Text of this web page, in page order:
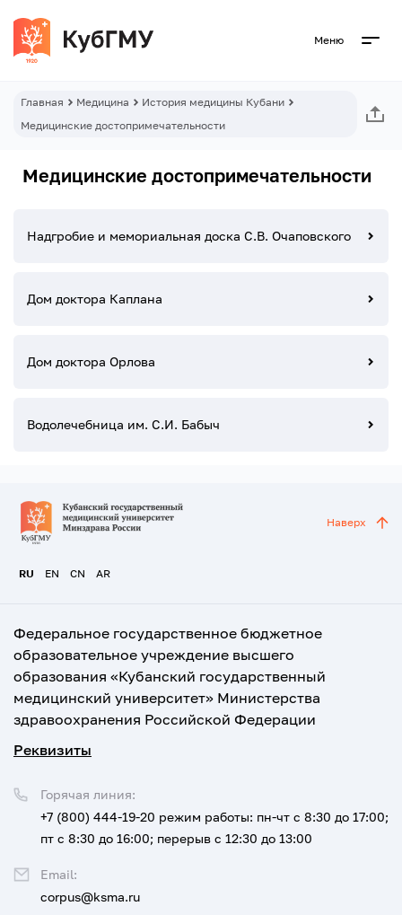
Меню
Главная Медицина
История медицины Кубани
Медицинские достопримечательности
Медицинские достопримечательности
Надгробие и мемориальная доска С.В. Очаповского
Дом доктора Каплана
Дом доктора Орлова
Водолечебница им. С.И. Бабыч
RU EN CN AR
Наверх
Федеральное государственное бюджетное
образовательное учреждение высшего
образования «Кубанский государственный
медицинский университет» Министерства
здравоохранения Российской Федерации
Реквизиты
Горячая линия:
+7 (800) 444-19-20 режим работы: пн-чт с 8:30 до 17:00;
пт с 8:30 до 16:00; перерыв с 12:30 до 13:00
Email:
corpus@ksma.ru